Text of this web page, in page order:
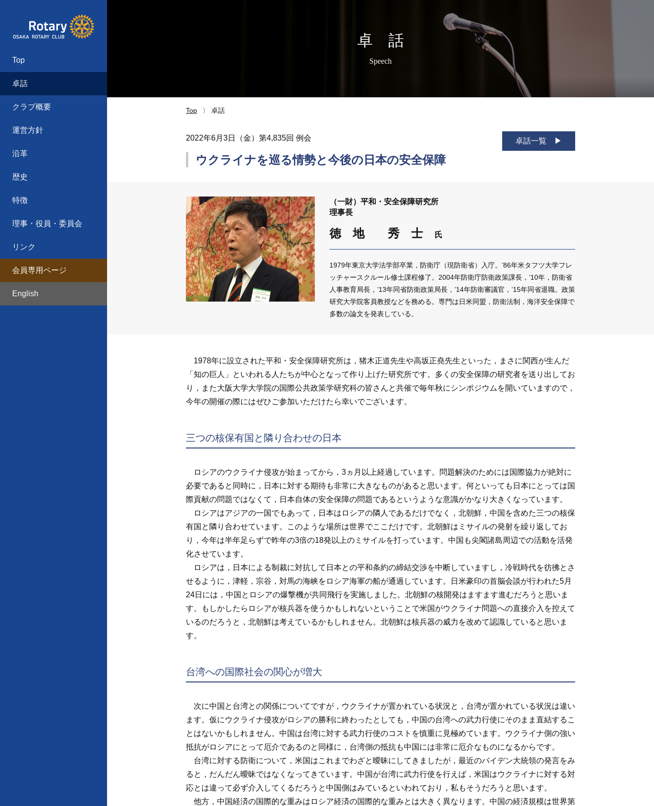
Top
卓話
クラブ概要
運営方針
沿革
歴史
特徴
理事・役員・委員会
リンク
会員専用ページ
English
卓 話
Speech
Top 卓話
卓話一覧
2022年6月3日（金）第4,835回 例会
ウクライナを巡る情勢と今後の日本の安全保障
（一財）平和・安全保障研究所
理事長
徳 地 秀 士 氏
1979年東京大学法学部卒業，防衛庁（現防衛省）入庁。’86年米タフツ大学フレ
ッチャースクルール修士課程修了。2004年防衛庁防衛政策課長，’10年，防衛省
人事教育局長，’13年同省防衛政策局長，’14年防衛審議官，’15年同省退職。政策
研究大学院客員教授などを務める。専門は日米同盟，防衛法制，海洋安全保障で
多数の論文を発表している。
1978年に設立された平和・安全保障研究所は，猪木正道先生や高坂正堯先生といった，まさに関西が生んだ
「知の巨人」といわれる人たちが中心となって作り上げた研究所です。多くの安全保障の研究者を送り出してお
り，また大阪大学大学院の国際公共政策学研究科の皆さんと共催で毎年秋にシンポジウムを開いていますので，
今年の開催の際にはぜひご参加いただけたら幸いでございます。
三つの核保有国と隣り合わせの日本
ロシアのウクライナ侵攻が始まってから，3ヵ月以上経過しています。問題解決のためには国際協力が絶対に
必要であると同時に，日本に対する期待も非常に大きなものがあると思います。何といっても日本にとっては国
際貢献の問題ではなくて，日本自体の安全保障の問題であるというような意識がかなり大きくなっています。
ロシアはアジアの一国でもあって，日本はロシアの隣人であるだけでなく，北朝鮮，中国を含めた三つの核保
有国と隣り合わせています。このような場所は世界でここだけです。北朝鮮はミサイルの発射を繰り返してお
り，今年は半年足らずで昨年の3倍の18発以上のミサイルを打っています。中国も尖閣諸島周辺での活動を活発
化させています。
ロシアは，日本による制裁に対抗して日本との平和条約の締結交渉を中断していますし，冷戦時代を彷彿とさ
せるように，津軽，宗谷，対馬の海峡をロシア海軍の船が通過しています。日米豪印の首脳会談が行われた5月
24日には，中国とロシアの爆撃機が共同飛行を実施しました。北朝鮮の核開発はますます進むだろうと思いま
す。もしかしたらロシアが核兵器を使うかもしれないということで米国がウクライナ問題への直接介入を控えて
いるのだろうと，北朝鮮は考えているかもしれません。北朝鮮は核兵器の威力を改めて認識していると思いま
す。
台湾への国際社会の関心が増大
次に中国と台湾との関係についてですが，ウクライナが置かれている状況と，台湾が置かれている状況は違い
ます。仮にウクライナ侵攻がロシアの勝利に終わったとしても，中国の台湾への武力行使にそのまま直結するこ
とはないかもしれません。中国は台湾に対する武力行使のコストを慎重に見極めています。ウクライナ側の強い
抵抗がロシアにとって厄介であるのと同様に，台湾側の抵抗も中国には非常に厄介なものになるからです。
台湾に対する防衛について，米国はこれまでわざと曖昧にしてきましたが，最近のバイデン大統領の発言をみ
ると，だんだん曖昧ではなくなってきています。中国が台湾に武力行使を行えば，米国はウクライナに対する対
応とは違って必ず介入してくるだろうと中国側はみているといわれており，私もそうだろうと思います。
他方，中国経済の国際的な重みはロシア経済の国際的な重みとは大きく異なります。中国の経済規模は世界第